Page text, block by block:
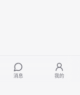
消息 我的